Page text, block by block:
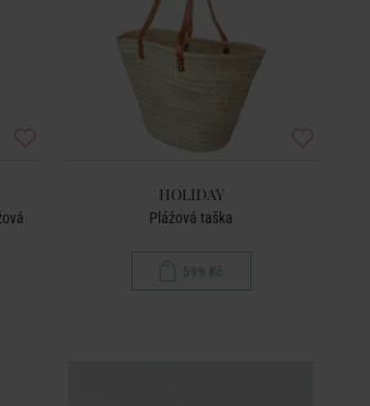
HOLIDAY
Plážová taška
599 Kč